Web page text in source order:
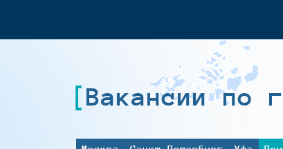
Вакансии по